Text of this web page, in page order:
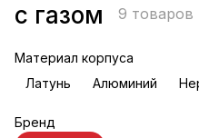
с газом
9 товаров
Материал корпуса
Латунь
Алюминий
Бренд